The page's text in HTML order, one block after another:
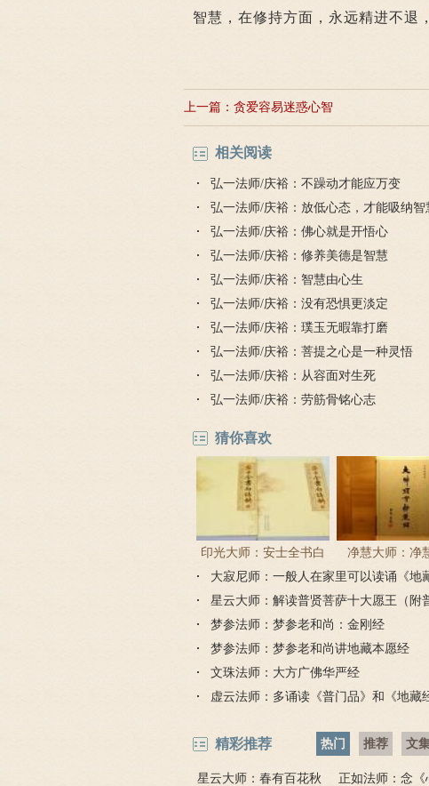
智慧，在修持方面，永远精进不退
上一篇： 贪爱容易迷惑心智
相关阅读
弘一法师/庆裕：不躁动才能应万变
弘一法师/庆裕：放低心态，才能吸纳智
弘一法师/庆裕：佛心就是开悟心
弘一法师/庆裕：修养美德是智慧
弘一法师/庆裕：智慧由心生
弘一法师/庆裕：没有恐惧更淡定
弘一法师/庆裕：璞玉无暇靠打磨
弘一法师/庆裕：菩提之心是一种灵悟
弘一法师/庆裕：从容面对生死
弘一法师/庆裕：劳筋骨铭心志
猜你喜欢
印光大师：安士全书白
话解
净慧大师：净
《楞严经》
大寂尼师：一般人在家里可以读诵《地
吗？
星云大师：解读普贤菩萨十大愿王（附
品全文）
梦参法师：梦参老和尚：金刚经
梦参法师：梦参老和尚讲地藏本愿经
文珠法师：大方广佛华严经
虚云法师：多诵读《普门品》和《地藏
精彩推荐 热门 推荐 文
星云大师：春有百花秋
正如法师：念《